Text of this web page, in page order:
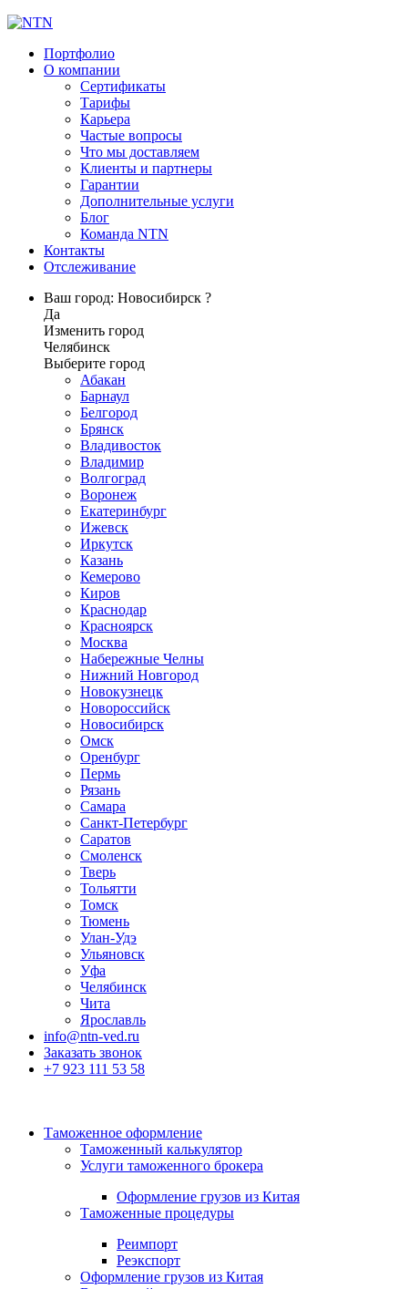
Портфолио
О компании
Сертификаты
Тарифы
Карьера
Частые вопросы
Что мы доставляем
Клиенты и партнеры
Гарантии
Дополнительные услуги
Блог
Команда NTN
Контакты
Отслеживание
Ваш город: Новосибирск ?
Да
Изменить город
Челябинск
Выберите город
Абакан
Барнаул
Белгород
Брянск
Владивосток
Владимир
Волгоград
Воронеж
Екатеринбург
Ижевск
Иркутск
Казань
Кемерово
Киров
Краснодар
Красноярск
Москва
Набережные Челны
Нижний Новгород
Новокузнецк
Новороссийск
Новосибирск
Омск
Оренбург
Пермь
Рязань
Самара
Санкт-Петербург
Саратов
Смоленск
Тверь
Тольятти
Томск
Тюмень
Улан-Удэ
Ульяновск
Уфа
Челябинск
Чита
Ярославль
info@ntn-ved.ru
Заказать звонок
+7 923 111 53 58
Таможенное оформление
Таможенный калькулятор
Услуги таможенного брокера
Оформление грузов из Китая
Таможенные процедуры
Реимпорт
Реэкспорт
Оформление грузов из Китая